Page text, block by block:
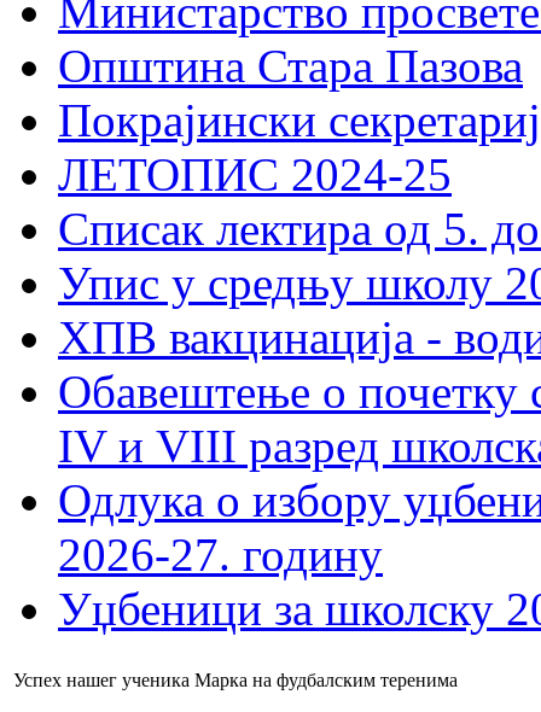
Министарство
Општина Стара Пазова
Покрајински
ЛЕТОПИС 2024-25
Списак лектира од 5.
Упис у средњу школу
ХПВ вакцинација -
Обавештење о почетку
IV и VIII разред
Одлука о избору
2026-27. годину
Уџбеници за школску
Успех нашег ученика Марка на фудбалским теренима